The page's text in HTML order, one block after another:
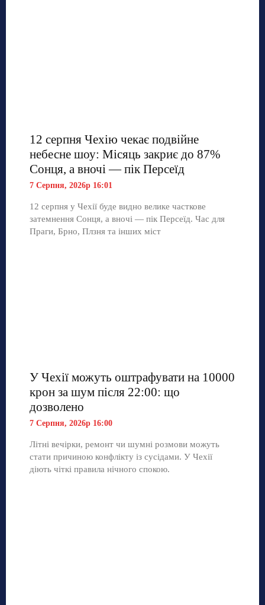
12 серпня Чехію чекає подвійне
небесне шоу: Місяць закриє до 87%
Сонця, а вночі — пік Персеїд
7 Серпня, 2026р 16:01
12 серпня у Чехії буде видно велике часткове
затемнення Сонця, а вночі — пік Персеїд. Час для
Праги, Брно, Плзня та інших міст
У Чехії можуть оштрафувати на 10000
крон за шум після 22:00: що
дозволено
7 Серпня, 2026р 16:00
Літні вечірки, ремонт чи шумні розмови можуть
стати причиною конфлікту із сусідами. У Чехії
діють чіткі правила нічного спокою.